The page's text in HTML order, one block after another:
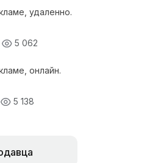
удаленно.
5 062
онлайн.
5 138